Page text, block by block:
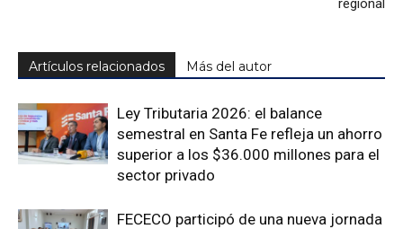
Artículos relacionados Más del autor
Ley Tributaria 2026: el balance
semestral en Santa Fe refleja un ahorro
superior a los $36.000 millones para el
sector privado
FECECO participó de una nueva jornada